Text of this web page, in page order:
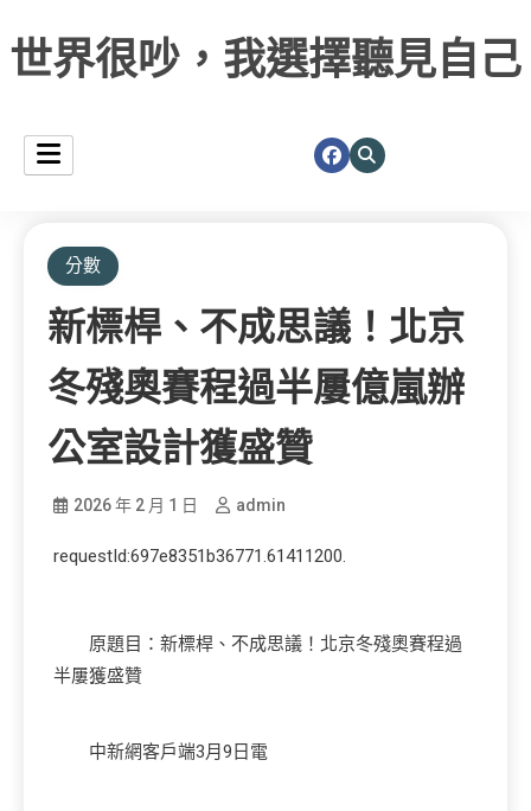
世界很吵，我選擇聽見自己
分數
新標桿、不成思議！北京
冬殘奧賽程過半屢億嵐辦
公室設計獲盛贊
2026 年 2 月 1 日 admin
requestId:697e8351b36771.61411200.
原題目：新標桿、不成思議！北京冬殘奧賽程過
半屢獲盛贊
中新網客戶端3月9日電